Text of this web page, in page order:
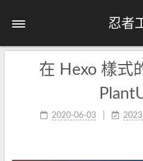
忍者
在 Hexo 樣式
2020-06-03